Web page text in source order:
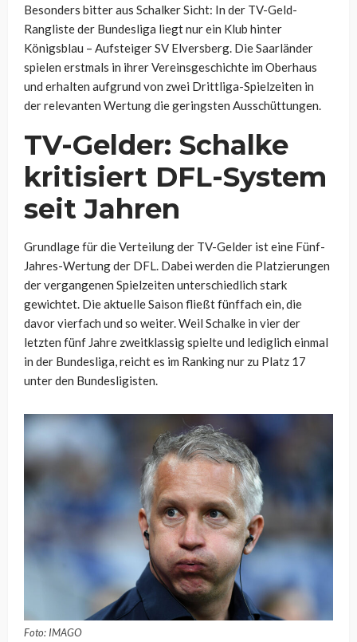
Besonders bitter aus Schalker Sicht: In der TV-Geld-
Rangliste der Bundesliga liegt nur ein Klub hinter
Königsblau – Aufsteiger SV Elversberg. Die Saarländer
spielen erstmals in ihrer Vereinsgeschichte im Oberhaus
und erhalten aufgrund von zwei Drittliga-Spielzeiten in
der relevanten Wertung die geringsten Ausschüttungen.
TV-Gelder: Schalke
kritisiert DFL-System
seit Jahren
Grundlage für die Verteilung der TV-Gelder ist eine Fünf-
Jahres-Wertung der DFL. Dabei werden die Platzierungen
der vergangenen Spielzeiten unterschiedlich stark
gewichtet. Die aktuelle Saison fließt fünffach ein, die
davor vierfach und so weiter. Weil Schalke in vier der
letzten fünf Jahre zweitklassig spielte und lediglich einmal
in der Bundesliga, reicht es im Ranking nur zu Platz 17
unter den Bundesligisten.
Foto: IMAGO